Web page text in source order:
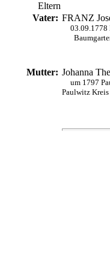
Eltern
Vater: FRANZ
03.09.1778
Mutter: Johanna
um 1797
Paulwitz